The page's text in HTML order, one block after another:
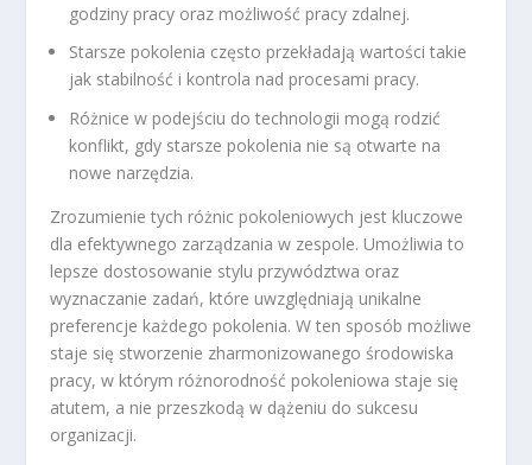
godziny pracy oraz możliwość pracy zdalnej.
Starsze pokolenia często przekładają wartości takie
jak stabilność i kontrola nad procesami pracy.
Różnice w podejściu do technologii mogą rodzić
konflikt, gdy starsze pokolenia nie są otwarte na
nowe narzędzia.
Zrozumienie tych różnic pokoleniowych jest kluczowe
dla efektywnego zarządzania w zespole. Umożliwia to
lepsze dostosowanie stylu przywództwa oraz
wyznaczanie zadań, które uwzględniają unikalne
preferencje każdego pokolenia. W ten sposób możliwe
staje się stworzenie zharmonizowanego środowiska
pracy, w którym różnorodność pokoleniowa staje się
atutem, a nie przeszkodą w dążeniu do sukcesu
organizacji.